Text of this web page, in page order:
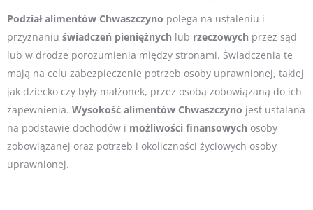
Podział alimentów Chwaszczyno polega na ustaleniu i
przyznaniu świadczeń pieniężnych lub rzeczowych przez sąd
lub w drodze porozumienia między stronami. Świadczenia te
mają na celu zabezpieczenie potrzeb osoby uprawnionej, takiej
jak dziecko czy były małżonek, przez osobą zobowiązaną do ich
zapewnienia. Wysokość alimentów Chwaszczyno jest ustalana
na podstawie dochodów i możliwości finansowych osoby
zobowiązanej oraz potrzeb i okoliczności życiowych osoby
uprawnionej.